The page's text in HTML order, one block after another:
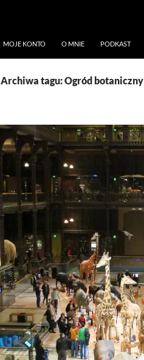
MOJE KONTO O MNIE PODKAST
Archiwa tagu: Ogród botaniczny